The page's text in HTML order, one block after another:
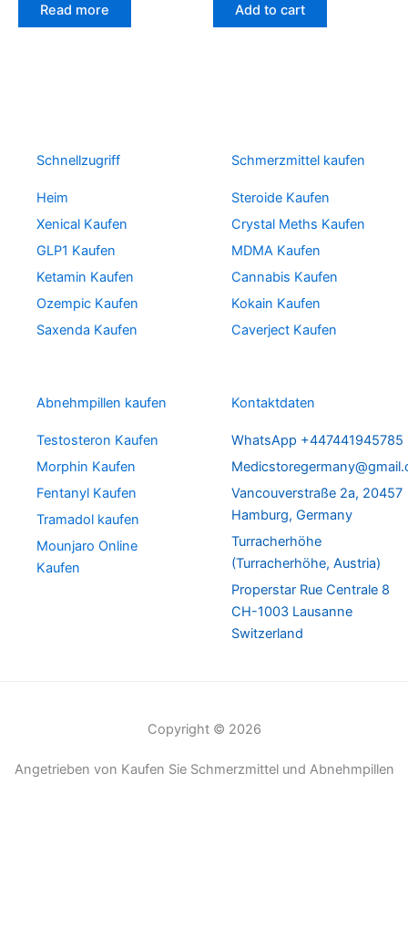
Read more Add to cart
Schnellzugriff
Heim
Xenical Kaufen
GLP1 Kaufen
Ketamin Kaufen
Ozempic Kaufen
Saxenda Kaufen
Schmerzmittel kaufen
Steroide Kaufen
Crystal Meths Kaufen
MDMA Kaufen
Cannabis Kaufen
Kokain Kaufen
Caverject Kaufen
Abnehmpillen kaufen
Testosteron Kaufen
Morphin Kaufen
Fentanyl Kaufen
Tramadol kaufen
Mounjaro Online
Kaufen
Kontaktdaten
WhatsApp +447441945785
Vancouverstraße 2a, 20457
Hamburg, Germany
Turracherhöhe
(Turracherhöhe, Austria)
Properstar Rue Centrale 8
CH-1003 Lausanne
Switzerland
Copyright © 2026
Angetrieben von Kaufen Sie Schmerzmittel und Abnehmpillen